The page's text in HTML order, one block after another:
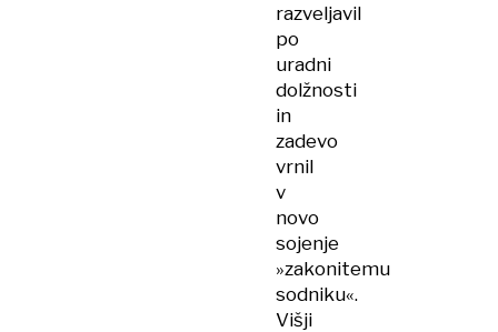
razveljavil
po
uradni
dolžnosti
in
zadevo
vrnil
v
novo
sojenje
»zakonitemu
sodniku«.
Višji